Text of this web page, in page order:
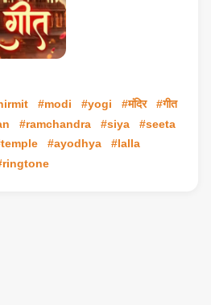
#modi #yogi #मंदिर
#गीत
#ramchandra #siya
#seeta
#ayodhya
#lalla